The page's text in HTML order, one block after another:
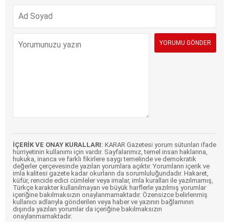
İÇERİK VE ONAY KURALLARI: KARAR Gazetesi yorum sütunları ifade
hürriyetinin kullanımı için vardır. Sayfalarımız, temel insan haklarına,
hukuka, inanca ve farklı fikirlere saygı temelinde ve demokratik
değerler çerçevesinde yazılan yorumlara açıktır. Yorumların içerik ve
imla kalitesi gazete kadar okurların da sorumluluğundadır. Hakaret,
küfür, rencide edici cümleler veya imalar, imla kuralları ile yazılmamış,
Türkçe karakter kullanılmayan ve büyük harflerle yazılmış yorumlar
içeriğine bakılmaksızın onaylanmamaktadır. Özensizce belirlenmiş
kullanıcı adlarıyla gönderilen veya haber ve yazının bağlamının
dışında yazılan yorumlar da içeriğine bakılmaksızın
onaylanmamaktadır.